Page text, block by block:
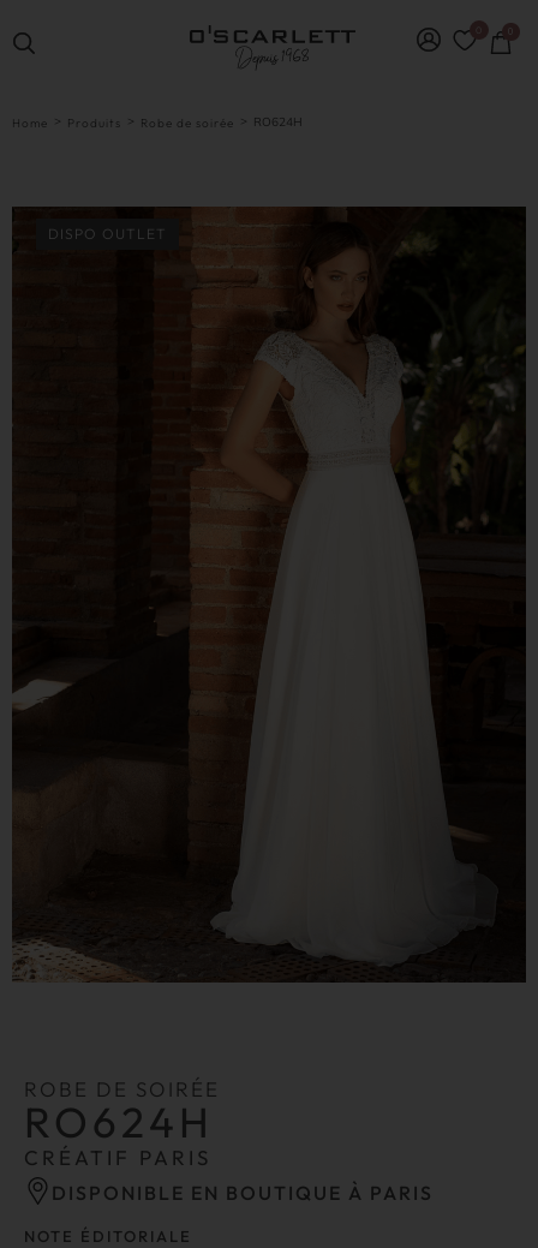
Home > Produits > Robe de soirée > RO624H
DISPO OUTLET
ROBE DE SOIRÉE
RO624H
CRÉATIF PARIS
DISPONIBLE EN BOUTIQUE À PARIS
NOTE ÉDITORIALE